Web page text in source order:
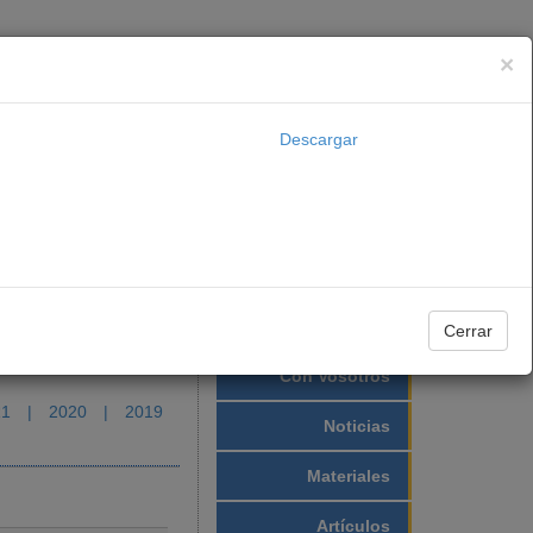
Transparencia
| 2020 |
2019
×
Descargar
Cerrar
Con Vosotros
Noticias
Materiales
Artículos